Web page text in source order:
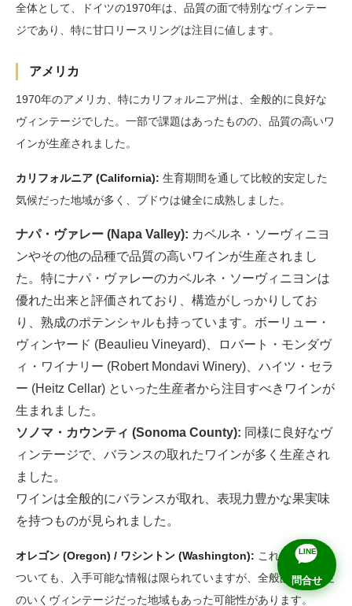
全体として、ドイツの1970年は、品質の面で特別なヴィンテー
ジであり、特に甘口リースリングは注目に値します。
アメリカ
1970年のアメリカ、特にカリフォルニア州は、全般的に良好な
ヴィンテージでした。一部で課題はあったものの、品質の高いワ
インが生産されました。
カリフォルニア (California): 生育期間を通して比較的安定した
気候だった地域が多く、ブドウは健全に成熟しました。
ナパ・ヴァレー (Napa Valley): カベルネ・ソーヴィニヨ
ンやその他の品種で品質の高いワインが生産されまし
た。特にナパ・ヴァレーのカベルネ・ソーヴィニヨンは
優れた出来と評価されており、構造がしっかりしてお
り、熟成のポテンシャルも持っています。ボーリュー・
ヴィンヤード (Beaulieu Vineyard)、ロバート・モンダヴ
ィ・ワイナリー (Robert Mondavi Winery)、ハイツ・セラ
ー (Heitz Cellar) といった生産者から注目すべきワインが
生まれました。
ソノマ・カウンティ (Sonoma County): 同様に良好なヴ
ィンテージで、バランスの取れたワインが多く生産され
ました。
ワインは全般的にバランスが取れ、表現力豊かな果実味
を持つものが見られました。
オレゴン (Oregon) / ワシントン (Washington): これらの地域に
ついても、入手可能な情報は限られていますが、全般的には満足
のいくヴィンテージだった地域もあった可能性があります。
LINE
問合せ